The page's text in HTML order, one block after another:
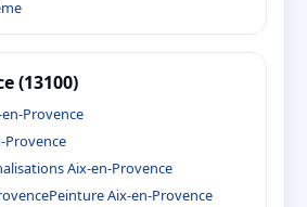
(13100)
Provence
Provence
Aix-en-Provence
Peinture Aix-en-Provence